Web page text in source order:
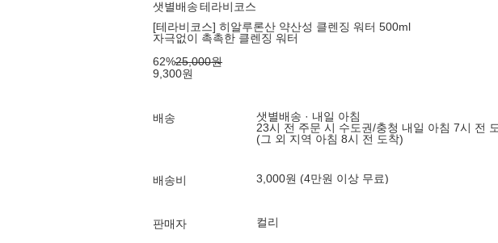
샛별배송테라비코스
[테라비코스] 히알루론산 약산성 클렌징 워터 500ml
자극없이 촉촉한 클렌징 워터
62%25,000원
9,300원
배송
샛별배송 · 내일 아침
23시 전 주문 시 수도권/충청 내일 아침 7시 전
(그 외 지역 아침 8시 전 도착)
배송비 3,000원 (4만원 이상 무료)
판매자 컬리